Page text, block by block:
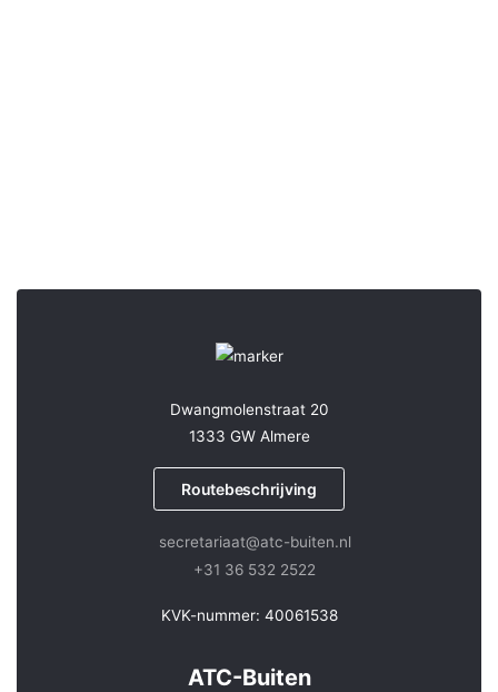
Dwangmolenstraat 20
1333 GW Almere
Routebeschrijving
secretariaat@atc-buiten.nl
+31 36 532 2522
KVK-nummer: 40061538
ATC-Buiten